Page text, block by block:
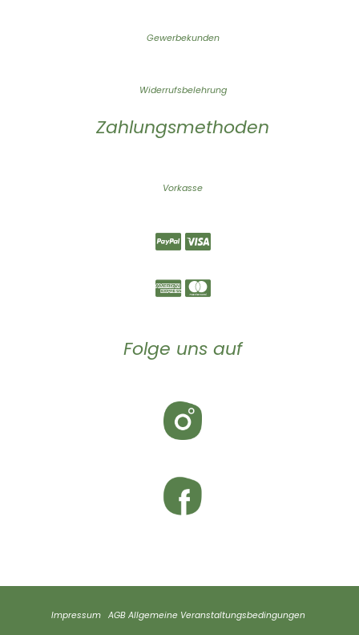
Gewerbekunden
Widerrufsbelehrung
Zahlungsmethoden
Vorkasse
Folge uns auf
Impressum AGB Allgemeine Veranstaltungsbedingungen